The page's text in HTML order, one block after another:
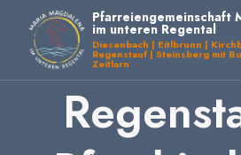
Inhalt
springen
Pfarreiengemeinschaft
im unteren Regental
Diesenbach | Eitlbrunn |
Regenstauf | Steinsberg mit
Zeitlarn